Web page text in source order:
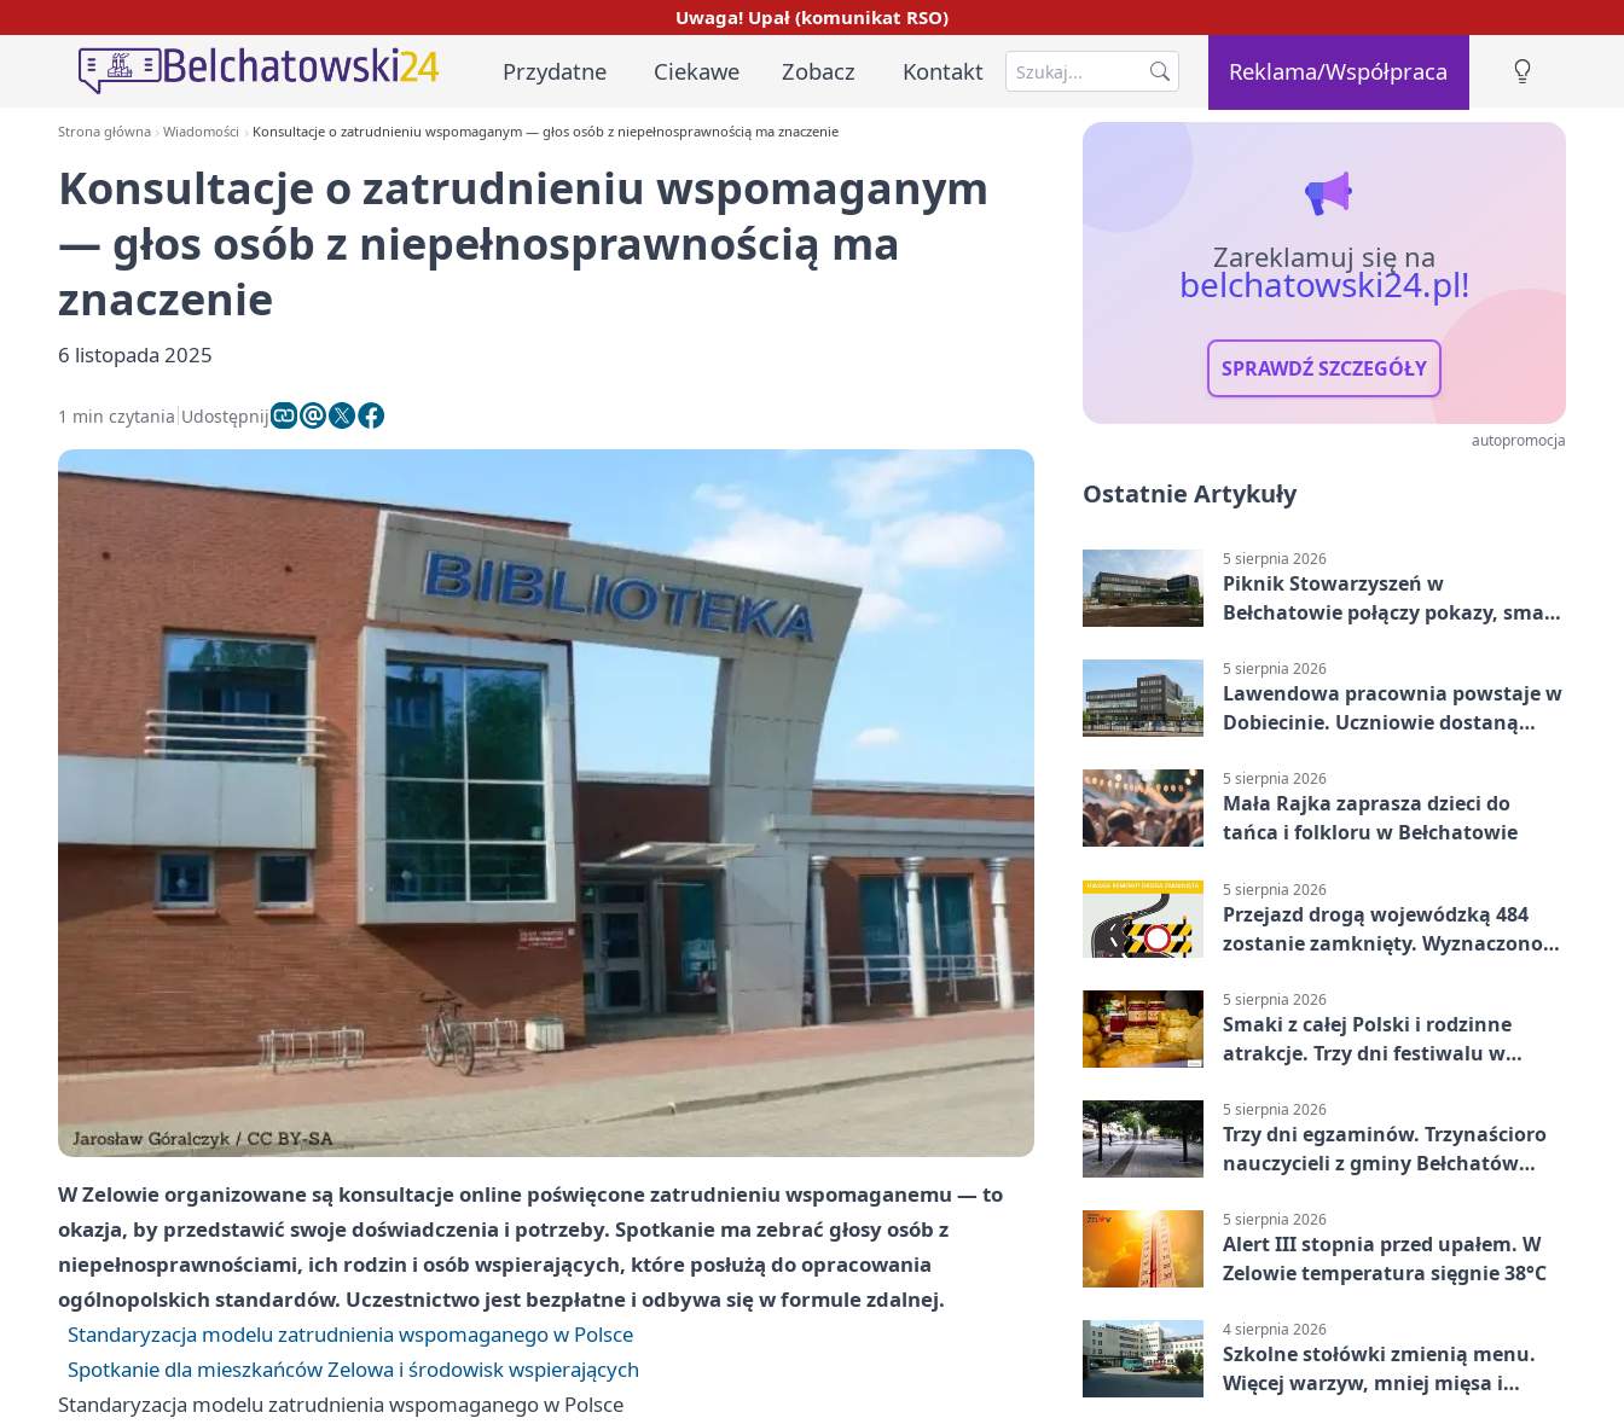
Uwaga! Upał (komunikat RSO)
Przydatne Ciekawe Zobacz Kontakt Reklama/Współpraca
Strona główna Wiadomości Konsultacje o zatrudnieniu wspomaganym — głos osób z niepełnosprawnością ma znaczenie
Konsultacje o zatrudnieniu wspomaganym
— głos osób z niepełnosprawnością ma
znaczenie
6 listopada 2025
1 min czytania Udostępnij
W Zelowie organizowane są konsultacje online poświęcone zatrudnieniu wspomaganemu — to
okazja, by przedstawić swoje doświadczenia i potrzeby. Spotkanie ma zebrać głosy osób z
niepełnosprawnościami, ich rodzin i osób wspierających, które posłużą do opracowania
ogólnopolskich standardów. Uczestnictwo jest bezpłatne i odbywa się w formule zdalnej.
Standaryzacja modelu zatrudnienia wspomaganego w Polsce
Spotkanie dla mieszkańców Zelowa i środowisk wspierających
Standaryzacja modelu zatrudnienia wspomaganego w Polsce
Zareklamuj się na
belchatowski24.pl!
SPRAWDŹ SZCZEGÓŁY
autopromocja
Ostatnie Artykuły
5 sierpnia 2026
Piknik Stowarzyszeń w
Bełchatowie połączy pokazy, smaki
5 sierpnia 2026
Lawendowa pracownia powstaje w
Dobiecinie. Uczniowie dostaną
5 sierpnia 2026
Mała Rajka zaprasza dzieci do
tańca i folkloru w Bełchatowie
5 sierpnia 2026
Przejazd drogą wojewódzką 484
zostanie zamknięty. Wyznaczono
5 sierpnia 2026
Smaki z całej Polski i rodzinne
atrakcje. Trzy dni festiwalu w
5 sierpnia 2026
Trzy dni egzaminów. Trzynaścioro
nauczycieli z gminy Bełchatów
5 sierpnia 2026
Alert III stopnia przed upałem. W
Zelowie temperatura sięgnie 38°C
4 sierpnia 2026
Szkolne stołówki zmienią menu.
Więcej warzyw, mniej mięsa i